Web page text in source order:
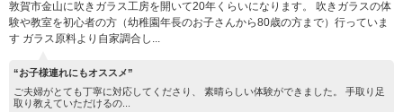
敦賀市金山に吹きガラス工房を開いて20年くらいになります。 吹きガラスの体
験や教室を初心者の方（幼稚園年長のお子さんから80歳の方まで）行っていま
す ガラス原料より自家調合し...
“お子様連れにもオススメ”
ご夫婦がとても丁寧に対応してくださり、 素晴らしい体験ができました。 手取り足
取り教えていただけるの...